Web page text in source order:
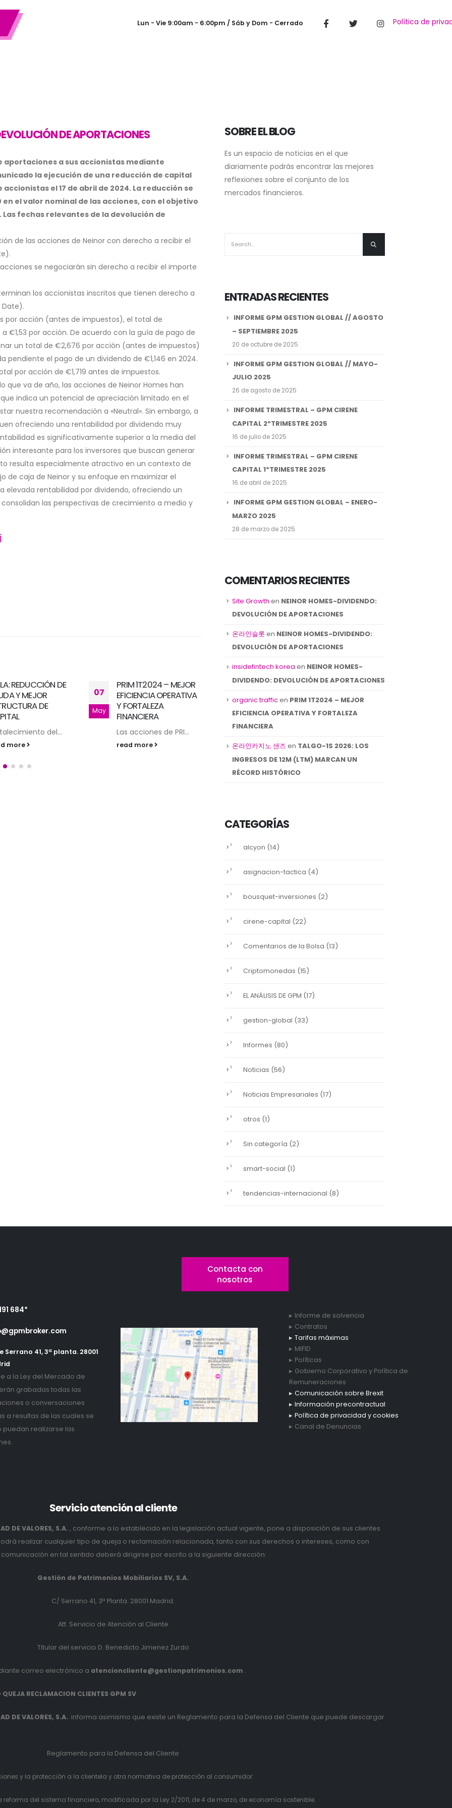
Lun - Vie 9:00am - 6:00pm / Sáb y Dom - Cerrado Política de
DE APORTACIONES
aportaciones a sus accionistas mediante
la ejecución de una reducción de capital
el 17 de abril de 2024. La reducción se
el valor nominal de las acciones, con el objetivo
fechas relevantes de la devolución de
de las acciones de Neinor con derecho a recibir el
se negociarán sin derecho a recibir el importe
los accionistas inscritos que tienen derecho a
por acción (antes de impuestos), el total de
€1,53 por acción. De acuerdo con la guía de pago de
un total de €2,676 por acción (antes de impuestos)
pendiente el pago de un dividendo de €1,146 en 2024.
por acción de €1,719 antes de impuestos.
que va de año, las acciones de Neinor Homes han
indica un potencial de apreciación limitado en el
nuestra recomendación a «Neutral». Sin embargo, a
ofreciendo una rentabilidad por dividendo muy
es significativamente superior a la media del
interesante para los inversores que buscan generar
resulta especialmente atractivo en un contexto de
de caja de Neinor y su enfoque en maximizar el
elevada rentabilidad por dividendo, ofreciendo un
las perspectivas de crecimiento a medio y
1T2024 – MEJOR
OPERATIVA
acciones de PRI...
more
18
Mar
CLERHP- AUMENTO DEL
19,3% DEL NÚMERO DE
ACCIONES EN
CIRCULACIÓN
El número de accion...
read more
Oct
REVENGA SMART
SOLUTIONS-6M2024:
MEJORA FINANCIERA
PERO LOS RETOS
PERSISTEN
Durante el 1S 2024,...
read more
Abr
SACYR – NOTA DE
SOBRE EL BLOG
Es un espacio de noticias en el que
diariamente podrás encontrar las mejores
reflexiones sobre el conjunto de los
mercados financieros.
ENTRADAS RECIENTES
INFORME GPM GESTION GLOBAL // AGOSTO
– SEPTIEMBRE 2025
20 de octubre de 2025
INFORME GPM GESTION GLOBAL // MAYO-
JULIO 2025
26 de agosto de 2025
INFORME TRIMESTRAL – GPM CIRENE
CAPITAL 2ºTRIMESTRE 2025
16 de julio de 2025
INFORME TRIMESTRAL – GPM CIRENE
CAPITAL 1ºTRIMESTRE 2025
16 de abril de 2025
INFORME GPM GESTION GLOBAL – ENERO-
MARZO 2025
28 de marzo de 2025
COMENTARIOS RECIENTES
Site Growth en NEINOR HOMES-DIVIDENDO:
DEVOLUCIÓN DE APORTACIONES
온라인슬롯 en NEINOR HOMES-DIVIDENDO:
DEVOLUCIÓN DE APORTACIONES
insidefintech korea en NEINOR HOMES-
DIVIDENDO: DEVOLUCIÓN DE APORTACIONES
organic trafficen PRIM 1T2024 – MEJOR
EFICIENCIA OPERATIVA Y FORTALEZA
FINANCIERA
온라인카지노 샌즈 en TALGO-1S 2026: LOS
INGRESOS DE 12M (LTM) MARCAN UN
RÉCORD HISTÓRICO
CATEGORÍAS
alcyon (14)
asignacion-tactica (4)
bousquet-inversiones (2)
cirene-capital (22)
Comentarios de la Bolsa (13)
Criptomonedas (15)
EL ANÁLISIS DE GPM (17)
gestion-global (33)
Informes (80)
Noticias (56)
Noticias Empresariales (17)
otros (1)
Sin categoría (2)
smart-social (1)
tendencias-internacional (8)
Contacta con
nosotros
684*
Serrano 41, 3ª planta. 28001
a la Ley del Mercado de
grabadas todas las
o conversaciones
a resultas de las cuales se
puedan realizarse las
Informe de solvencia
Contratos
Tarifas máximas
MIFID
Políticas
Gobierno Corporativo y Política de
Remuneraciones
Comunicación sobre Brexit
Información precontractual
Política de privacidad y cookies
Canal de Denuncias
Servicioatención al cliente
DE VALORES, S.A. , conforme a lo establecido en la legislación actual vigente, pone a disposición de sus clientes
realizar cualquier tipo de queja o reclamación relacionada, tanto con sus derechos o intereses, como con
en tal sentido deberá dirigirse por escrito a la siguiente dirección:
Gestión de Patrimonios Mobiliarios SV, S.A.
C/ Serrano 41, 3ª Planta. 28001 Madrid.
Att. Servicio de Atención al Cliente
Titular del servicio D. Benedicto Jimenez Zurdo
correo electrónico a atencioncliente@gestionpatrimonios.com .
QUEJA RECLAMACION CLIENTES GPM SV
DE VALORES, S.A. informa asimismo que existe un Reglamento para la Defensa del Cliente que puede descargar
Reglamento para la Defensa del Cliente
y la protección a la clientela y otra normativa de protección al consumidor:
del sistema financiero, modificada por la Ley 2/2011, de 4 de marzo, de economía sostenible.